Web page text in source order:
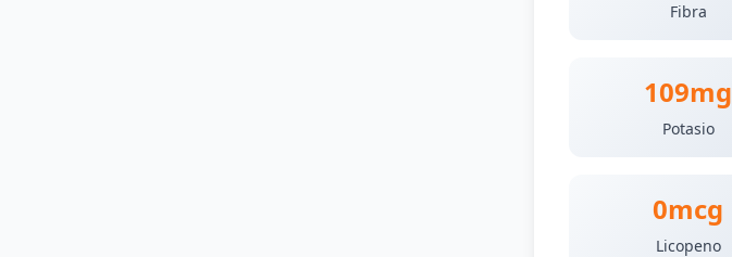
Fibra
109mg
Potasio
0mcg
Licopeno